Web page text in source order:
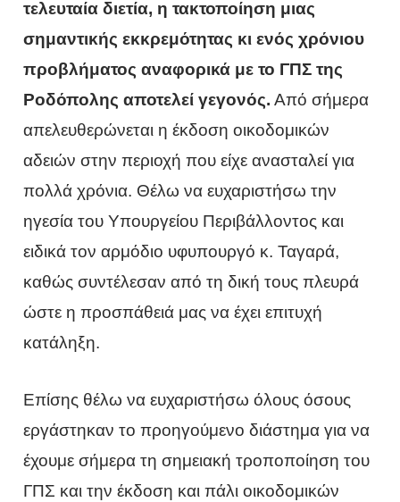
τελευταία διετία, η τακτοποίηση μιας
σημαντικής εκκρεμότητας κι ενός χρόνιου
προβλήματος αναφορικά με το ΓΠΣ της
Ροδόπολης αποτελεί γεγονός. Από σήμερα
απελευθερώνεται η έκδοση οικοδομικών
αδειών στην περιοχή που είχε ανασταλεί για
πολλά χρόνια. Θέλω να ευχαριστήσω την
ηγεσία του Υπουργείου Περιβάλλοντος και
ειδικά τον αρμόδιο υφυπουργό κ. Ταγαρά,
καθώς συντέλεσαν από τη δική τους πλευρά
ώστε η προσπάθειά μας να έχει επιτυχή
κατάληξη.
Επίσης θέλω να ευχαριστήσω όλους όσους
εργάστηκαν το προηγούμενο διάστημα για να
έχουμε σήμερα τη σημειακή τροποποίηση του
ΓΠΣ και την έκδοση και πάλι οικοδομικών